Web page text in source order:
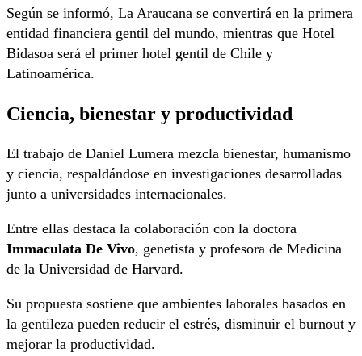
Según se informó, La Araucana se convertirá en la primera
entidad financiera gentil del mundo, mientras que Hotel
Bidasoa será el primer hotel gentil de Chile y
Latinoamérica.
Ciencia, bienestar y productividad
El trabajo de Daniel Lumera mezcla bienestar, humanismo
y ciencia, respaldándose en investigaciones desarrolladas
junto a universidades internacionales.
Entre ellas destaca la colaboración con la doctora
Immaculata De Vivo, genetista y profesora de Medicina
de la Universidad de Harvard.
Su propuesta sostiene que ambientes laborales basados en
la gentileza pueden reducir el estrés, disminuir el burnout y
mejorar la productividad.